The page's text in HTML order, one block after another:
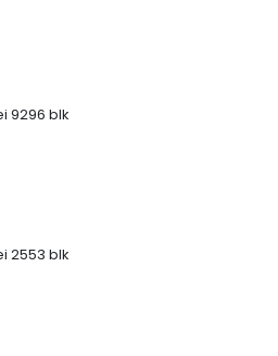
9296 blk
2553 blk